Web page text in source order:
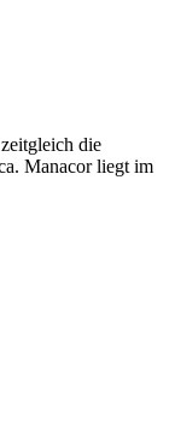
die
Manacor liegt im